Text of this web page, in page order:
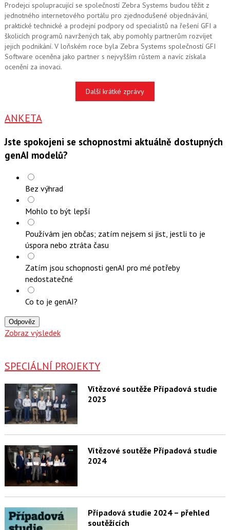
Prodejci spolupracující se společností Zebra Systems budou těžit z
jednotného internetového portálu pro zjednodušené objednávání,
praktické technické a prodejní podpory od specialistů na řešení GFI a
školicích programů navržených tak, aby pomohly partnerům rozvíjet
jejich podnikání. V loňském roce byla Zebra Systems společností GFI
Software oceněna jako partner s nejvyšším růstem a navíc získala
ocenění za inovaci.
Další krátké zprávy
ANKETA
Jste spokojeni se schopnostmi aktuálně dostupných
genAI modelů?
Bez výhrad
Mohlo to být lepší
Používám jen občas; zatím nejsem si jist, jestli to je
úspora nebo ztráta času
Zatím jsou schopnosti genAI pro mé potřeby
nedostatečné
Co to je genAI?
Odpověz
Zobraz výsledek
SPECIÁLNÍ PROJEKTY
Vítězové soutěže Případová studie
2025
Vítězové soutěže Případová studie
2024
Případová studie 2024 – přehled
soutěžících